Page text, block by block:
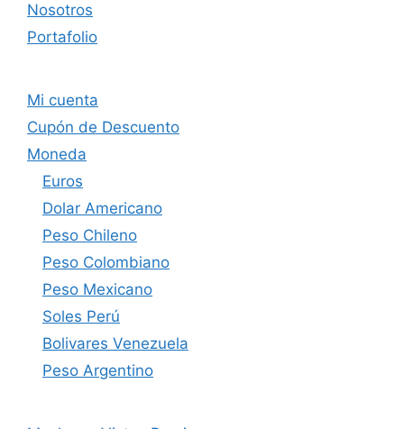
Nosotros
Portafolio
Mi cuenta
Cupón de Descuento
Moneda
Euros
Dolar Americano
Peso Chileno
Peso Colombiano
Peso Mexicano
Soles Perú
Bolivares Venezuela
Peso Argentino